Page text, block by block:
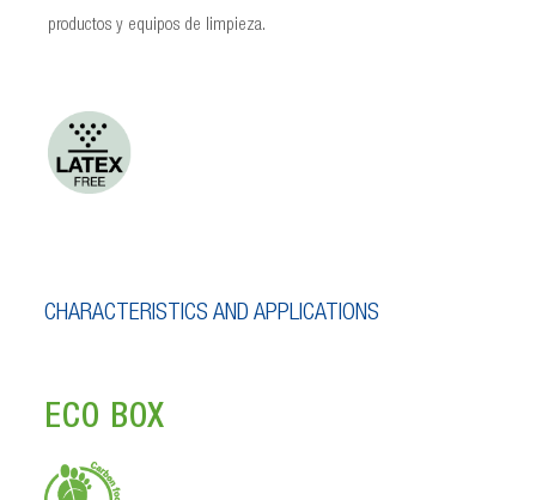
productos y equipos de limpieza.
CHARACTERISTICS AND APPLICATIONS
ECO BOX